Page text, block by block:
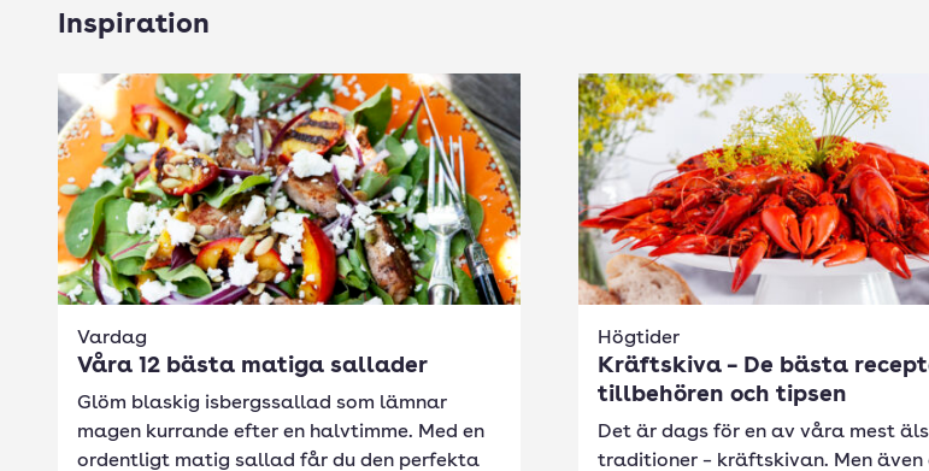
Inspiration
Vardag
Våra 12 bästa matiga sallader
Glöm blaskig isbergssallad som lämnar
magen kurrande efter en halvtimme. Med en
ordentligt matig sallad får du den perfekta
Högtider
Kräftskiva – De bästa
tillbehören och tipsen
Det är dags för en av våra mest
traditioner – kräftskivan. Men även